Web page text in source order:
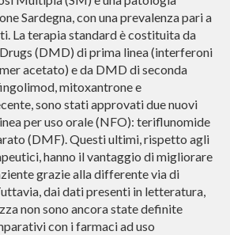
Sardegna, con una prevalenza pari a
La terapia standard è costituita da
(DMD) di prima linea (interferoni
acetato) e da DMD di seconda
mitoxantrone e
sono stati approvati due nuovi
per uso orale (NFO): teriflunomide
(DMF). Questi ultimi, rispetto agli
hanno il vantaggio di migliorare
grazie alla differente via di
dai dati presenti in letteratura,
non sono ancora state definite
con i farmaci ad uso